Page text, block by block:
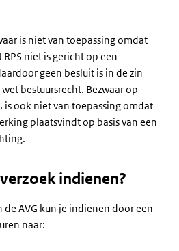
is niet van toepassing omdat
niet is gericht op een
geen besluit is in de zin
bestuursrecht. Bezwaar op
is ook niet van toepassing omdat
plaatsvindt op basis van een
indienen?
de AVG kun je indienen door een
naar: